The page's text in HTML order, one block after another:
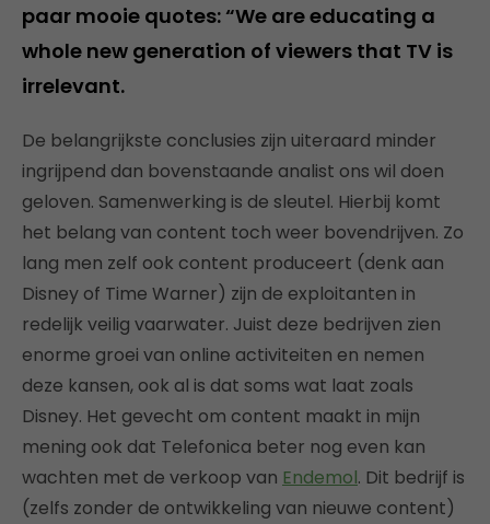
paar mooie quotes: “We are educating a
whole new generation of viewers that TV is
irrelevant.
De belangrijkste conclusies zijn uiteraard minder
ingrijpend dan bovenstaande analist ons wil doen
geloven. Samenwerking is de sleutel. Hierbij komt
het belang van content toch weer bovendrijven. Zo
lang men zelf ook content produceert (denk aan
Disney of Time Warner) zijn de exploitanten in
redelijk veilig vaarwater. Juist deze bedrijven zien
enorme groei van online activiteiten en nemen
deze kansen, ook al is dat soms wat laat zoals
Disney. Het gevecht om content maakt in mijn
mening ook dat Telefonica beter nog even kan
wachten met de verkoop van Endemol. Dit bedrijf is
(zelfs zonder de ontwikkeling van nieuwe content)